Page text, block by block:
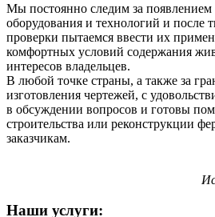
Мы постоянно следим за
оборудования и технологий и после
проверки пытаемся ввести их
комфортных условий содержания
интересов владельцев.
В любой точке страны, а также за
изготовления чертежей, с
в обсуждении вопросов и готовы
строительства или реконструкции
заказчикам.
Наши услуги: